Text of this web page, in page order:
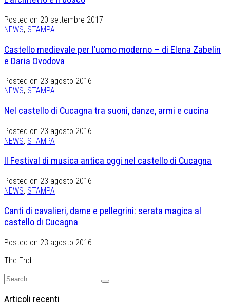
Posted on 20 settembre 2017
NEWS, STAMPA
Castello medievale per l’uomo moderno – di Elena Zabelin
e Daria Ovodova
Posted on 23 agosto 2016
NEWS, STAMPA
Nel castello di Cucagna tra suoni, danze, armi e cucina
Posted on 23 agosto 2016
NEWS, STAMPA
Il Festival di musica antica oggi nel castello di Cucagna
Posted on 23 agosto 2016
NEWS, STAMPA
Canti di cavalieri, dame e pellegrini: serata magica al
castello di Cucagna
Posted on 23 agosto 2016
The End
Articoli recenti